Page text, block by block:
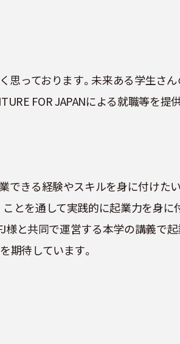
思っております。未来ある学生さ
FOR JAPANによる就職等を提
できる経験やスキルを身に付けた
とを通して実践的に起業力を身に
様と共同で運営する本学の講義で
期待しています。